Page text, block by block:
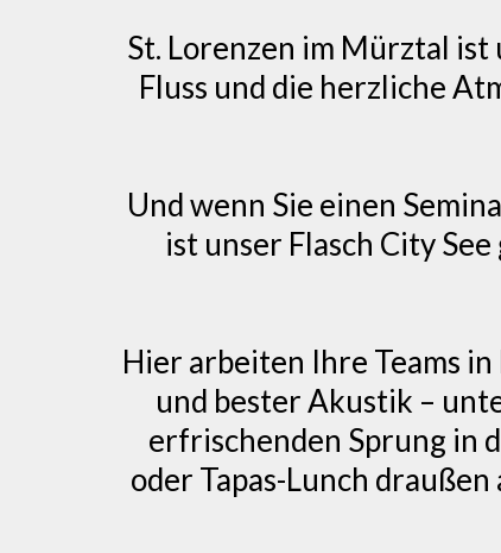
St. Lorenzen im Mürztal
Fluss und die herzliche
Und wenn Sie einen
ist unser Flasch City
Hier arbeiten Ihre Teams
und bester Akustik –
erfrischenden Sprung in
oder Tapas-Lunch